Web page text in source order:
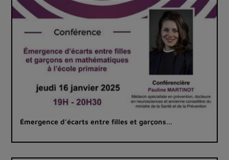
Émergence d’écarts entre filles et garçons…